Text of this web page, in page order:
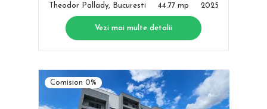
Theodor Pallady, Bucuresti 44.77 mp 2025
Vezi mai multe detalii
Comision 0%